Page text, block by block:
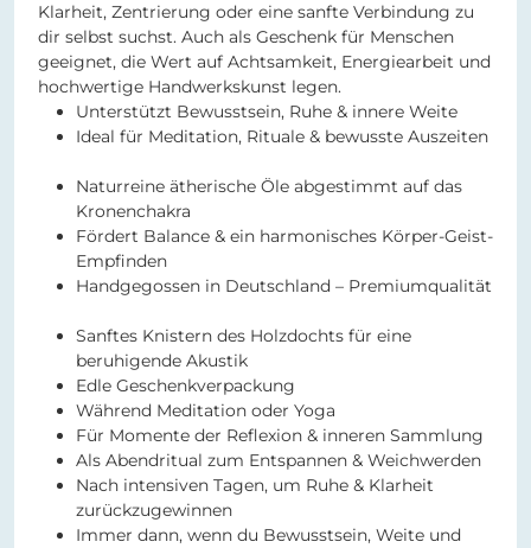
Klarheit, Zentrierung oder eine sanfte Verbindung zu
dir selbst suchst. Auch als Geschenk für Menschen
geeignet, die Wert auf Achtsamkeit, Energiearbeit und
hochwertige Handwerkskunst legen.
Unterstützt Bewusstsein, Ruhe & innere Weite
Ideal für Meditation, Rituale & bewusste Auszeiten
Naturreine ätherische Öle abgestimmt auf das
Kronenchakra
Fördert Balance & ein harmonisches Körper-Geist-
Empfinden
Handgegossen in Deutschland – Premiumqualität
Sanftes Knistern des Holzdochts für eine
beruhigende Akustik
Edle Geschenkverpackung
Während Meditation oder Yoga
Für Momente der Reflexion & inneren Sammlung
Als Abendritual zum Entspannen & Weichwerden
Nach intensiven Tagen, um Ruhe & Klarheit
zurückzugewinnen
Immer dann, wenn du Bewusstsein, Weite und